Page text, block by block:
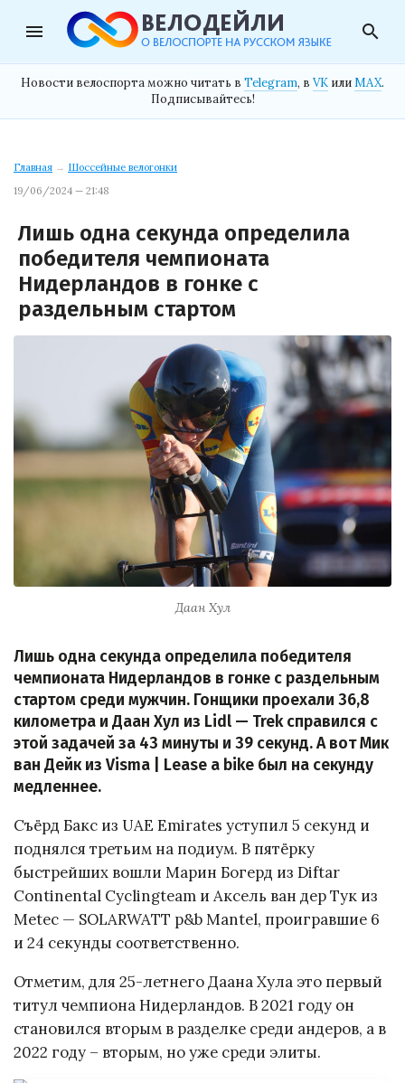
menu search
Новости велоспорта можно читать в Telegram, в VK илиMAX.
Подписывайтесь!
Главная → Шоссейные велогонки
19/06/2024 — 21:48
Лишь одна секунда определила
победителя чемпионата
Нидерландов в гонке с
раздельным стартом
Даан Хул
Лишь одна секунда определила победителя
чемпионата Нидерландов в гонке с раздельным
стартом среди мужчин. Гонщики проехали 36,8
километра и Даан Хул из Lidl — Trek справился с
этой задачей за 43 минуты и 39 секунд. А вот Мик
ван Дейк из Visma | Lease a bike был на секунду
медленнее.
Съёрд Бакс из UAE Emirates уступил 5 секунд и
поднялся третьим на подиум. В пятёрку
быстрейших вошли Марин Богерд из Diftar
Continental Cyclingteam и Аксель ван дер Тук из
Metec — SOLARWATT p&b Mantel, проигравшие 6
и 24 секунды соответственно.
Отметим, для 25-летнего Даана Хула это первый
титул чемпиона Нидерландов. В 2021 году он
становился вторым в разделке среди андеров, а в
2022 году – вторым, но уже среди элиты.